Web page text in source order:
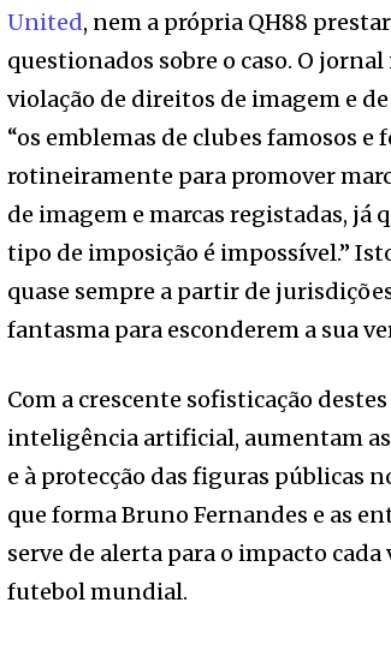
United, nem a própria QH88
questionados sobre o caso. O
violação de direitos de imagem e
“os emblemas de clubes famosos
rotineiramente para promover
de imagem e marcas registadas, já
tipo de imposição é impossível.”
quase sempre a partir de
fantasma para esconderem a sua
Com a crescente sofisticação
inteligência artificial, aumentam
e à protecção das figuras públicas
que forma Bruno Fernandes e as
serve de alerta para o impacto
futebol mundial.